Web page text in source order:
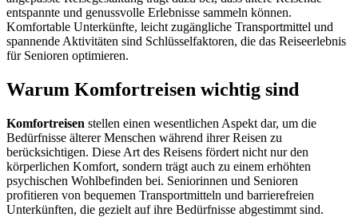
entspannte und genussvolle Erlebnisse sammeln können.
Komfortable Unterkünfte, leicht zugängliche Transportmittel und
spannende Aktivitäten sind Schlüsselfaktoren, die das Reiseerlebnis
für Senioren optimieren.
Warum Komfortreisen wichtig sind
Komfortreisen stellen einen wesentlichen Aspekt dar, um die
Bedürfnisse älterer Menschen während ihrer Reisen zu
berücksichtigen. Diese Art des Reisens fördert nicht nur den
körperlichen Komfort, sondern trägt auch zu einem erhöhten
psychischen Wohlbefinden bei. Seniorinnen und Senioren
profitieren von bequemen Transportmitteln und barrierefreien
Unterkünften, die gezielt auf ihre Bedürfnisse abgestimmt sind.